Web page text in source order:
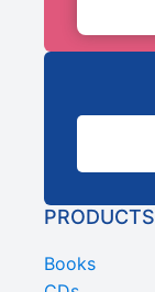
PRODUCTS
Books